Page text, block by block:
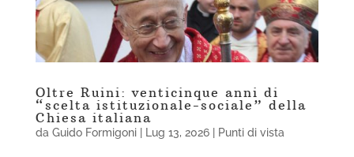
Oltre Ruini: venticinque anni di
“scelta istituzionale-sociale” della
Chiesa italiana
da Guido Formigoni| Lug 13, 2026| Punti di vista